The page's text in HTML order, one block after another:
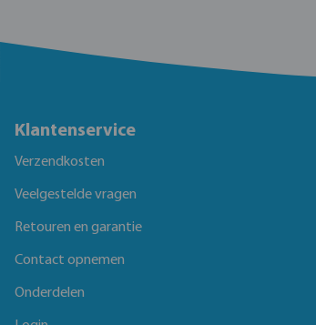
Klantenservice
Verzendkosten
Veelgestelde vragen
Retouren en garantie
Contact opnemen
Onderdelen